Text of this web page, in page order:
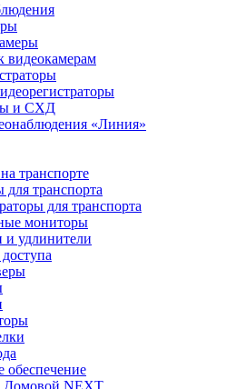
видеокамерам
и СХД
«Линия»
транспорте
транспорта
для транспорта
мониторы
и удлинители
обеспечение
Домовой NEXT